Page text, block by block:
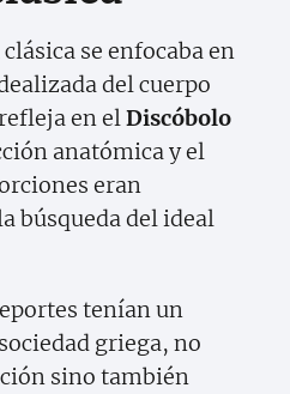
se enfocaba en
del cuerpo
en elDiscóbolo
anatómica y el
eran
búsqueda del ideal
tenían un
griega, no
sino también